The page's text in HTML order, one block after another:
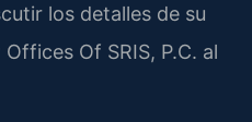
los detalles de su
Of SRIS, P.C. al